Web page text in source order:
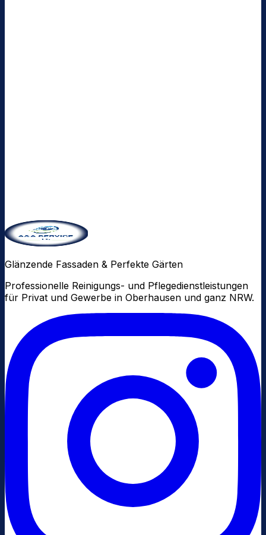
Glänzende Fassaden & Perfekte Gärten
Professionelle Reinigungs- und Pflegedienstleistungen
für Privat und Gewerbe in Oberhausen und ganz NRW.